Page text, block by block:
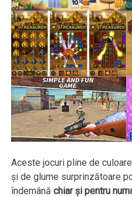
Aceste jocuri pline de
şi de glume surprinzătoare
îndemânăchiar şi pentru